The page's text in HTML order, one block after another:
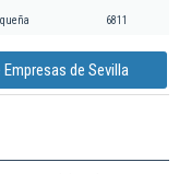
6811
Empresas de Sevilla